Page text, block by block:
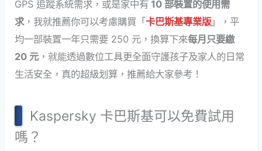
GPS 追蹤系統需求，或是家中有 10 部裝置的使用需
求 ，我就推薦你可以考慮購買「卡巴斯基專業版 」，平
均一部裝置一年只需要 250 元，換算下來每月只要繳
20 元，就能透過數位工具更全面守護孩子及家人的日常
生活安全，真的超級划算，推薦給大家參考！
Kaspersky 卡巴斯基可以免費試用
嗎？